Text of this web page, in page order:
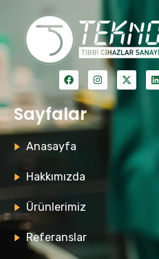
Sayfalar
Anasayfa
Hakkımızda
Ürünlerimiz
Referanslar